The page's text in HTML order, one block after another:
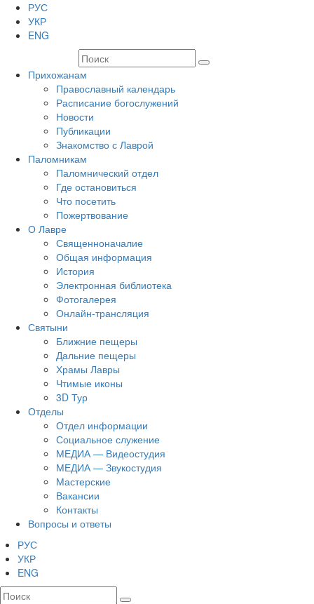
РУС
УКР
ENG
Прихожанам
Православный календарь
Расписание богослужений
Новости
Публикации
Знакомство с Лаврой
Паломникам
Паломнический отдел
Где остановиться
Что посетить
Пожертвование
О Лавре
Священноначалие
Общая информация
История
Электронная библиотека
Фотогалерея
Онлайн-трансляция
Святыни
Ближние пещеры
Дальние пещеры
Храмы Лавры
Чтимые иконы
3D Тур
Отделы
Отдел информации
Социальное служение
МЕДИА — Видеостудия
МЕДИА — Звукостудия
Мастерские
Вакансии
Контакты
Вопросы и ответы
РУС
УКР
ENG